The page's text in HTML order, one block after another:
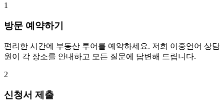
1
방문 예약하기
편리한 시간에 부동산 투어를 예약하세요. 저희 이중언어 상담
원이 각 장소를 안내하고 모든 질문에 답변해 드립니다.
2
신청서 제출